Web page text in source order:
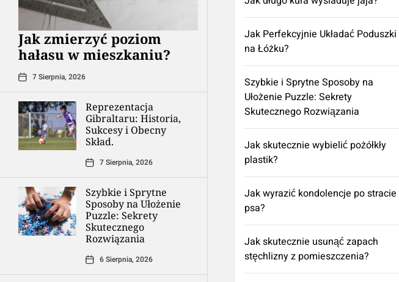
Jak zmierzyć poziom
hałasu w mieszkaniu?
7 Sierpnia, 2026
Reprezentacja
Gibraltaru: Historia,
Sukcesy i Obecny
Skład.
7 Sierpnia, 2026
Szybkie i Sprytne
Sposoby na Ułożenie
Puzzle: Sekrety
Skutecznego
Rozwiązania
6 Sierpnia, 2026
Jak Perfekcyjnie Układać Poduszki
na Łóżku?
Szybkie i Sprytne Sposoby na
Ułożenie Puzzle: Sekrety
Skutecznego Rozwiązania
Jak skutecznie wybielić pożółkły
plastik?
Jak wyrazić kondolencje po stracie
psa?
Jak skutecznie usunąć zapach
stęchlizny z pomieszczenia?